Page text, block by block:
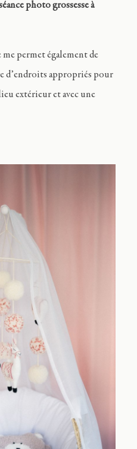
photo grossesse à
permet également de
d’endroits appropriés pour
extérieur et avec une